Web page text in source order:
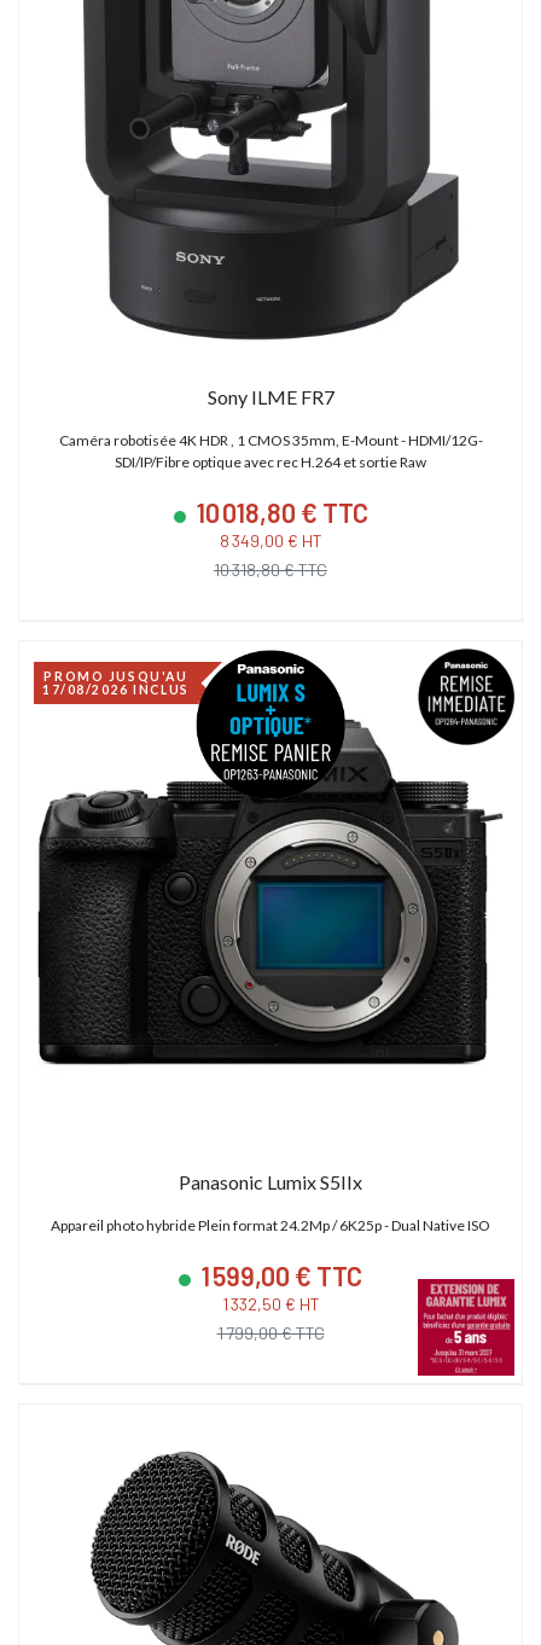
Sony ILME FR7
Caméra robotisée 4K HDR , 1 CMOS 35mm, E-Mount - HDMI/12G-
SDI/IP/Fibre optique avec rec H.264 et sortie Raw
10 018,80 € TTC
8 349,00 € HT
10 318,80 € TTC
PROMO JUSQU'AU
17/08/2026 INCLUS
Panasonic Lumix S5IIx
Appareil photo hybride Plein format 24.2Mp / 6K25p - Dual Native ISO
1 599,00 € TTC
1 332,50 € HT
1 799,00 € TTC